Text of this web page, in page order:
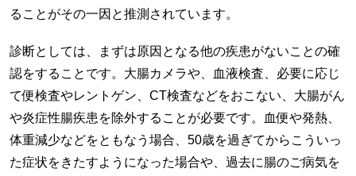
ることがその一因と推測されています。
診断としては、まずは原因となる他の疾患がないことの確
認をすることです。大腸カメラや、血液検査、必要に応じ
て便検査やレントゲン、CT検査などをおこない、大腸がん
や炎症性腸疾患を除外することが必要です。血便や発熱、
体重減少などをともなう場合、50歳を過ぎてからこういっ
た症状をきたすようになった場合や、過去に腸のご病気を